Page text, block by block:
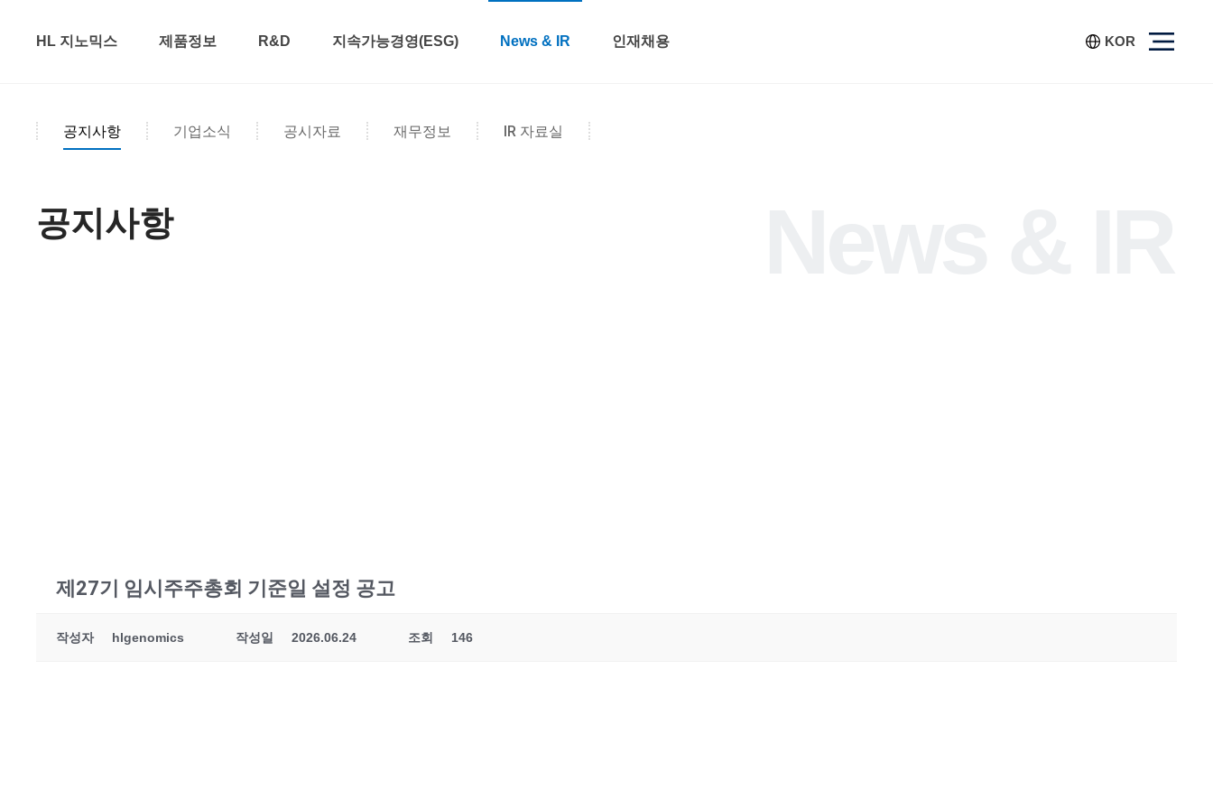
HL 지노믹스 제품정보 R&D 지속가능경영(ESG) News & IR 인재채용 KOR
공지사항 기업소식 공시자료 재무정보 IR 자료실
공지사항
제27기 임시주주총회 기준일 설정 공고
작성자 hlgenomics 작성일 2026.06.24 조회 146